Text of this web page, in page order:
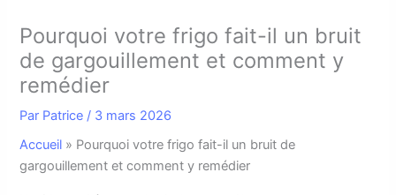
Pourquoi votre frigo fait-il un bruit
de gargouillement et comment y
remédier
Par Patrice / 3 mars 2026
Accueil » Pourquoi votre frigo fait-il un bruit de
gargouillement et comment y remédier